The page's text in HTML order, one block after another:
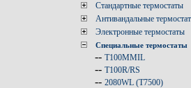
Стандартные термостаты
Антивандальные
Электронные термостаты
Специальные термостаты
-- T100MMIL
-- T100R/RS
-- 2080WL (T7500)